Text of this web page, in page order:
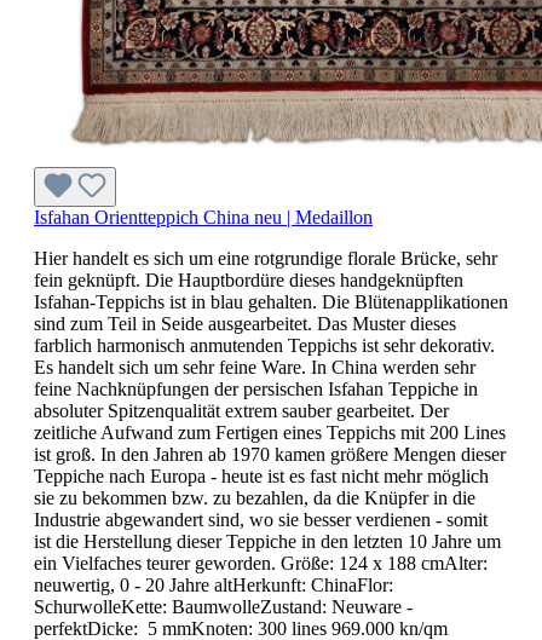
Isfahan Orientteppich China neu | Medaillon
Hier handelt es sich um eine rotgrundige florale Brücke, sehr
fein geknüpft. Die Hauptbordüre dieses handgeknüpften
Isfahan-Teppichs ist in blau gehalten. Die Blütenapplikationen
sind zum Teil in Seide ausgearbeitet. Das Muster dieses
farblich harmonisch anmutenden Teppichs ist sehr dekorativ.
Es handelt sich um sehr feine Ware. In China werden sehr
feine Nachknüpfungen der persischen Isfahan Teppiche in
absoluter Spitzenqualität extrem sauber gearbeitet. Der
zeitliche Aufwand zum Fertigen eines Teppichs mit 200 Lines
ist groß. In den Jahren ab 1970 kamen größere Mengen dieser
Teppiche nach Europa - heute ist es fast nicht mehr möglich
sie zu bekommen bzw. zu bezahlen, da die Knüpfer in die
Industrie abgewandert sind, wo sie besser verdienen - somit
ist die Herstellung dieser Teppiche in den letzten 10 Jahre um
ein Vielfaches teurer geworden. Größe: 124 x 188 cmAlter:
neuwertig, 0 - 20 Jahre altHerkunft: ChinaFlor:
SchurwolleKette: BaumwolleZustand: Neuware -
perfektDicke: 5 mmKnoten: 300 lines 969.000 kn/qm